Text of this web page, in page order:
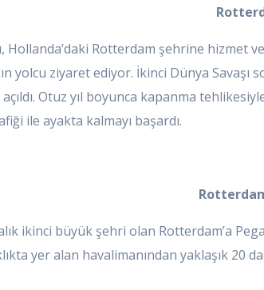
Hollanda’daki Rotterdam şehrine hizmet
yolcu ziyaret ediyor. İkinci Dünya
açıldı. Otuz yıl boyunca kapanma
ile ayakta kalmayı başardı.
ikinci büyük şehri olan Rotterdam’a
yer alan havalimanından yaklaşık 20